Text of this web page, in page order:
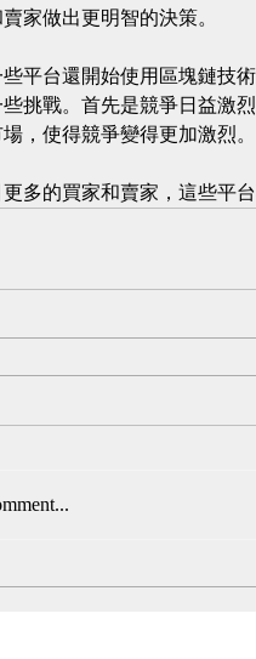
家做出更明智的決策。
平台還開始使用區塊鏈技
挑戰。首先是競爭日益激
，使得競爭變得更加激烈。
多的買家和賣家，這些平